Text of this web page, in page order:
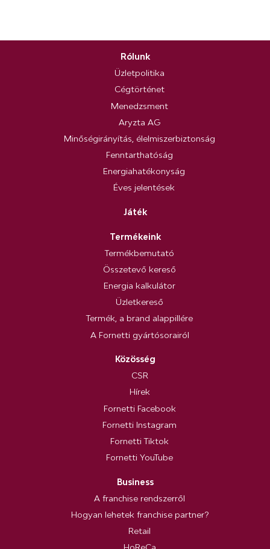
Rólunk
Üzletpolitika
Cégtörténet
Menedzsment
Aryzta AG
Minőségirányítás, élelmiszerbiztonság
Fenntarthatóság
Energiahatékonyság
Éves jelentések
Játék
Termékeink
Termékbemutató
Összetevő kereső
Energia kalkulátor
Üzletkereső
Termék, a brand alappillére
A Fornetti gyártósorairól
Közösség
CSR
Hírek
Fornetti Facebook
Fornetti Instagram
Fornetti Tiktok
Fornetti YouTube
Business
A franchise rendszerről
Hogyan lehetek franchise partner?
Retail